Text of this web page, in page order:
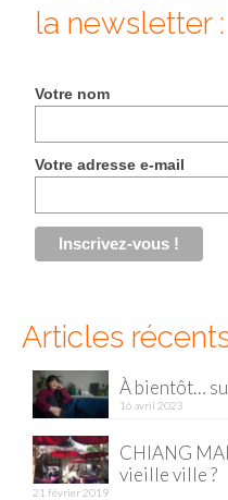
la newsletter :
Votre nom
Votre adresse e-mail
Articles
À bientôt…
16 avril 2023
CHIANG
vieille ville ?
21 février 2019